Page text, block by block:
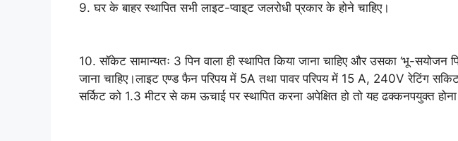
9. घर के बाहर स्थापित सभी लाइट-प्वाइ्ट जलरोधी प्रकार के होने चाहिए।
10. सॉकेट सामान्यतः 3 पिन वाला ही स्थापित किया जाना चाहिए और उसका ‘भू-सयोजन
जाना चाहिए।लाइट एण्ड फैन परिपय में 5A तथा पावर परिपय में 15 A, 240V रेटिंग सकिट
सर्किट को 1.3 मीटर से कम ऊचाई पर स्थापित करना अपेक्षित हो तो यह ढक्कनपयुक्त होना